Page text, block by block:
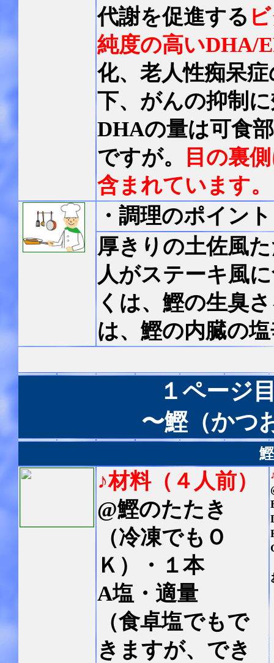
代謝を促進する
純度の高いDHA/
化、老人性痴呆
下、がんの抑制
DHAの量は可食
ですが。
目の裏
含まれています。
・調理のポイント
厚きりの土佐風
人がステーキ風
くは、鰹の生臭
は、鰹の内臓の
１ページ
〜鰹（かつ
♪材料（４人前）
@鰹のたたき
（冷凍でもＯ
Ｋ）・１本
A塩・適量
（食卓塩でもで
きますが、でき